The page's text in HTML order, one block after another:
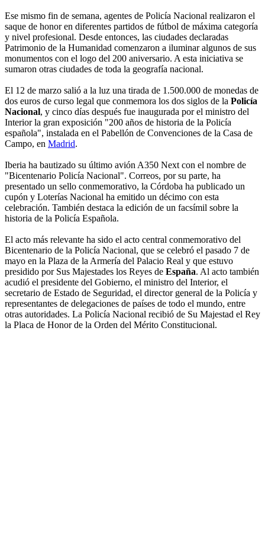
Ese mismo fin de semana, agentes de Policía Nacional realizaron el
saque de honor en diferentes partidos de fútbol de máxima categoría
y nivel profesional. Desde entonces, las ciudades declaradas
Patrimonio de la Humanidad comenzaron a iluminar algunos de sus
monumentos con el logo del 200 aniversario. A esta iniciativa se
sumaron otras ciudades de toda la geografía nacional.
El 12 de marzo salió a la luz una tirada de 1.500.000 de monedas de
dos euros de curso legal que conmemora los dos siglos de la Policía
Nacional, y cinco días después fue inaugurada por el ministro del
Interior la gran exposición "200 años de historia de la Policía
española", instalada en el Pabellón de Convenciones de la Casa de
Campo, en Madrid.
Iberia ha bautizado su último avión A350 Next con el nombre de
"Bicentenario Policía Nacional". Correos, por su parte, ha
presentado un sello conmemorativo, la Córdoba ha publicado un
cupón y Loterías Nacional ha emitido un décimo con esta
celebración. También destaca la edición de un facsímil sobre la
historia de la Policía Española.
El acto más relevante ha sido el acto central conmemorativo del
Bicentenario de la Policía Nacional, que se celebró el pasado 7 de
mayo en la Plaza de la Armería del Palacio Real y que estuvo
presidido por Sus Majestades los Reyes de España. Al acto también
acudió el presidente del Gobierno, el ministro del Interior, el
secretario de Estado de Seguridad, el director general de la Policía y
representantes de delegaciones de países de todo el mundo, entre
otras autoridades. La Policía Nacional recibió de Su Majestad el Rey
la Placa de Honor de la Orden del Mérito Constitucional.